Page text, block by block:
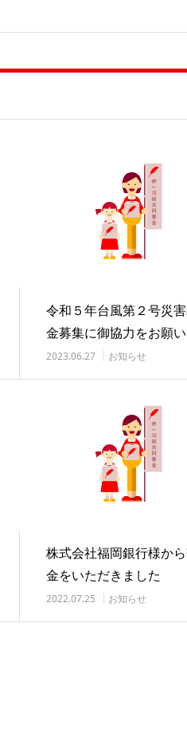
令和５年台風第２号災
金募集に御協力をお願い
す。
2023.06.27 お知らせ
株式会社福岡銀行様か
金をいただきました
2022.07.25 お知らせ